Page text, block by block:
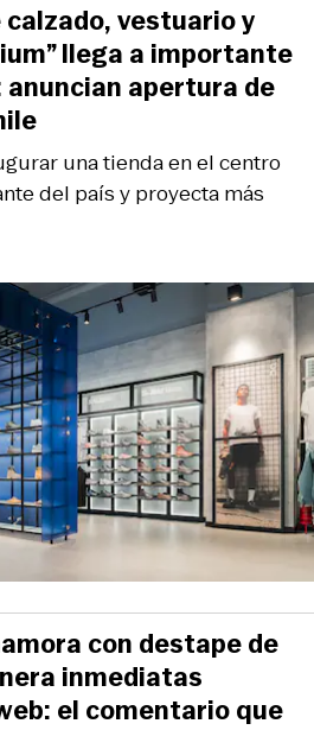
una tienda en el centro
del país y proyecta más
vestuario y
llega a importante
apertura de
con destape de
inmediatas
el comentario que